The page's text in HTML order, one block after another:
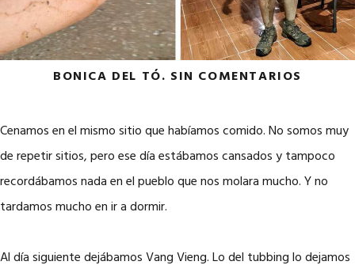
BONICA DEL TÓ. SIN COMENTARIOS
Cenamos en el mismo sitio que habíamos comido. No somos muy
de repetir sitios, pero ese día estábamos cansados y tampoco
recordábamos nada en el pueblo que nos molara mucho. Y no
tardamos mucho en ir a dormir.
Al día siguiente dejábamos Vang Vieng. Lo del tubbing lo dejamos